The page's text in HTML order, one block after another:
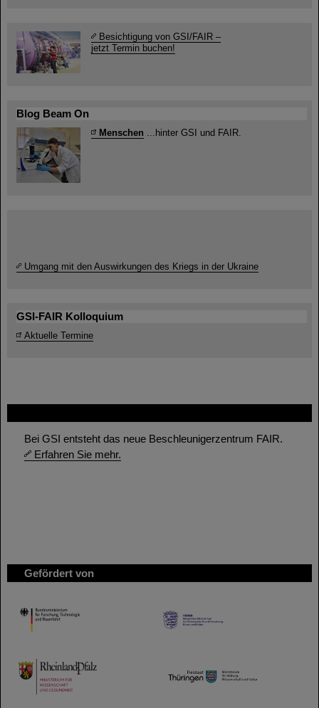
Bei GSI entsteht das neue Beschleunigerzentrum FAIR.
Erfahren Sie mehr.
Gefördert von
HMWK
TMWWDG
Besichtigung von GSI/FAIR –
jetzt Termin buchen!
Blog Beam On
Menschen ...hinter GSI und FAIR.
Umgang mit den Auswirkungen des Kriegs in der Ukraine
GSI-FAIR Kolloquium
Aktuelle Termine